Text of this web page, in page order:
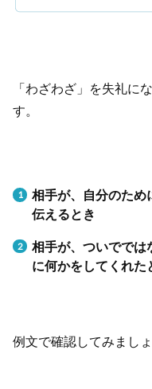
「わざわざ」を失礼に
す。
相手が、自分のため
伝えるとき
相手が、ついででは
に何かをしてくれた
例文で確認してみましょ